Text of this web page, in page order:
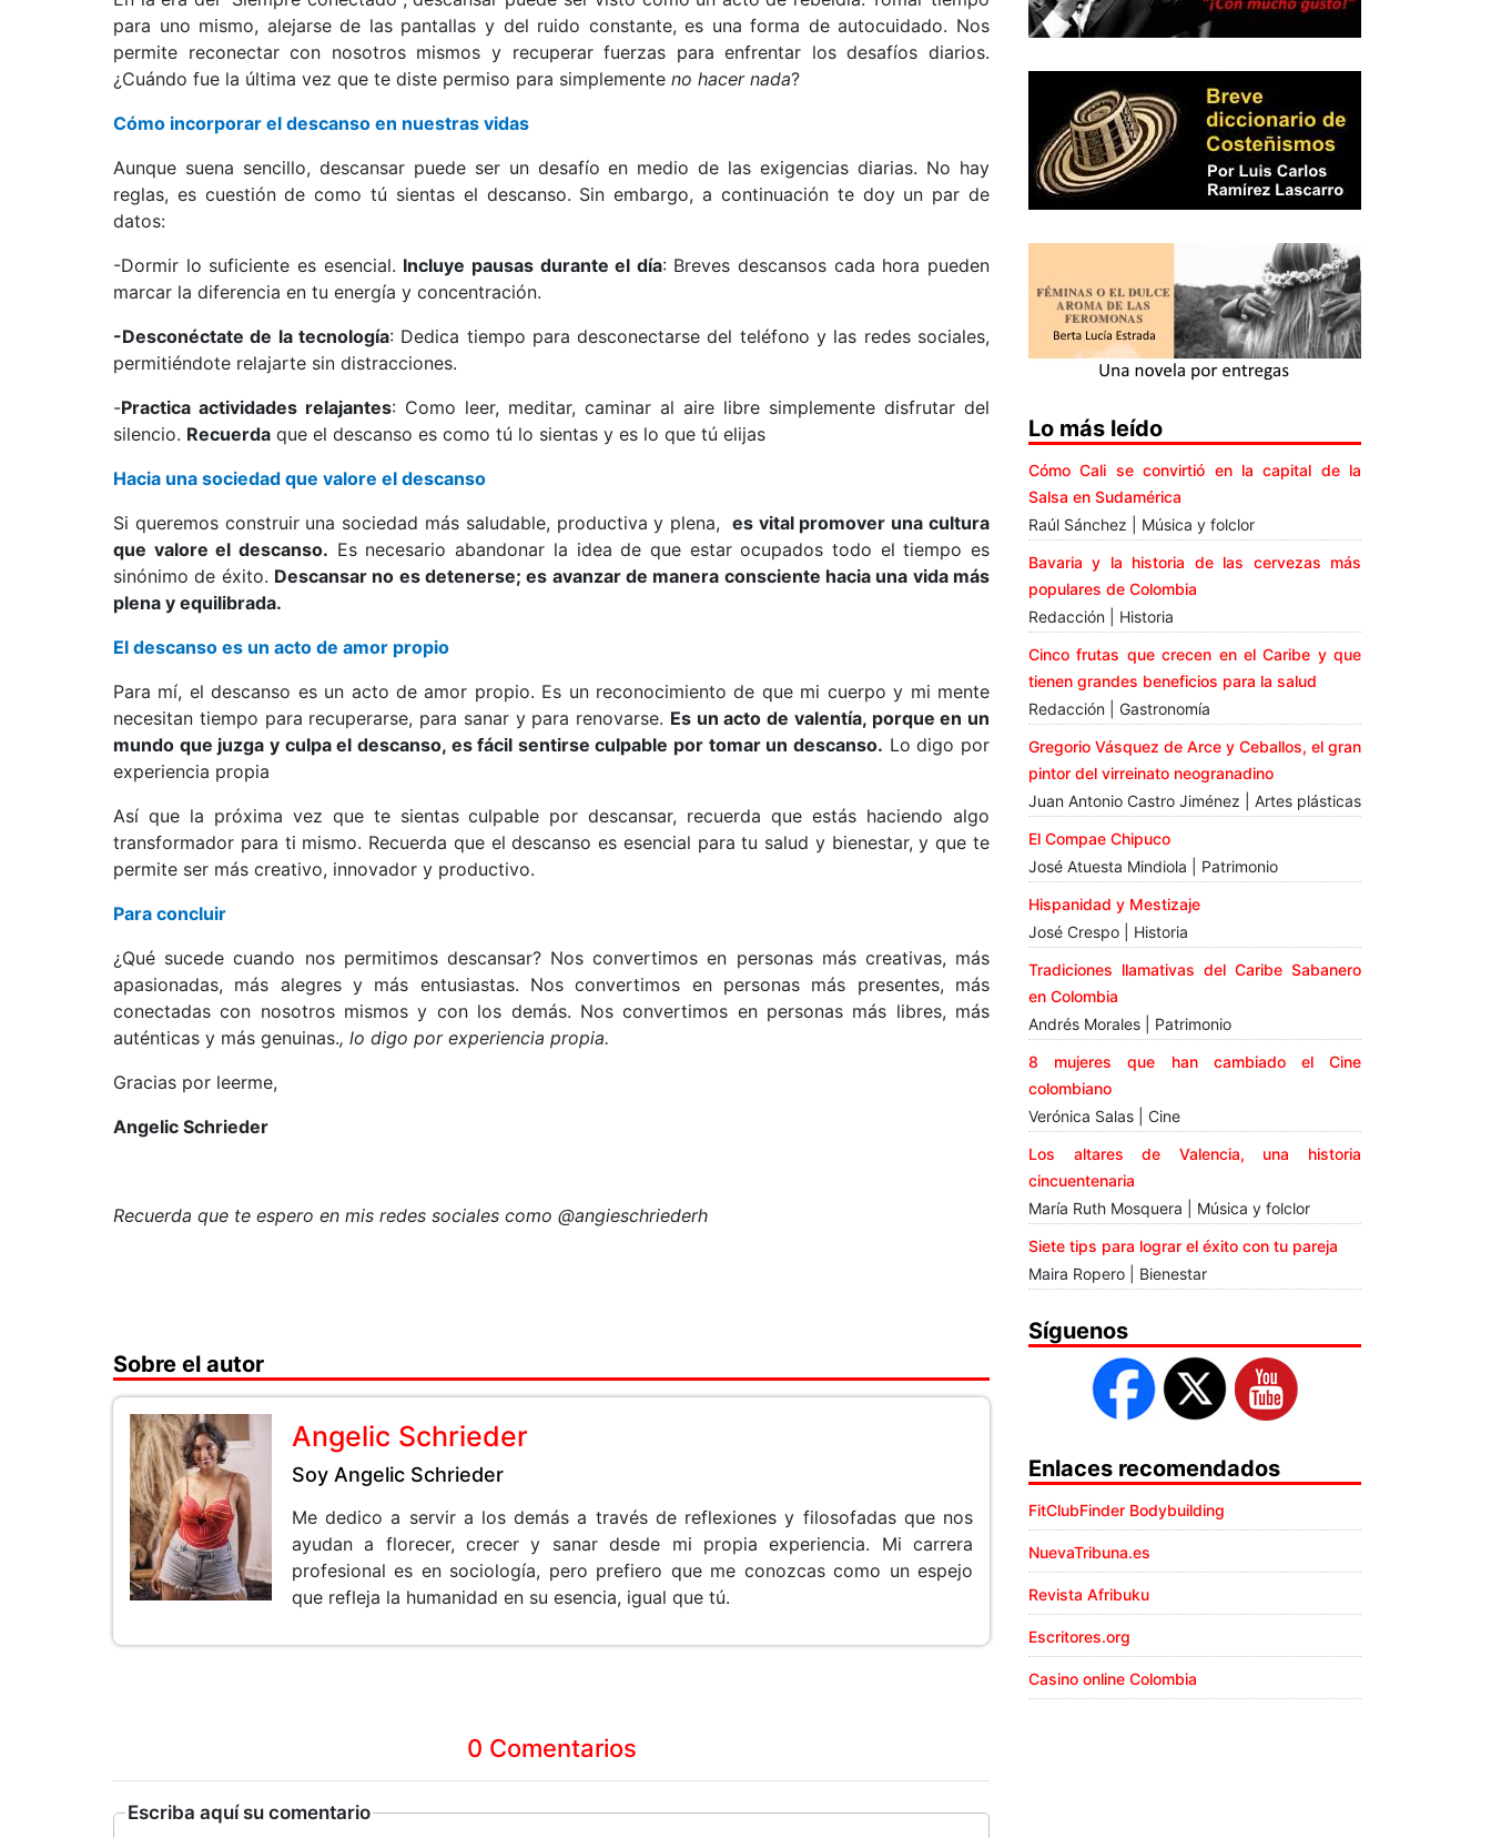
para uno mismo, alejarse de las pantallas y del ruido constante, es una forma de autocuidado. Nos
permite reconectar con nosotros mismos y recuperar fuerzas para enfrentar los desafíos diarios.
¿Cuándo fue la última vez que te diste permiso para simplemente no hacer nada?
Cómo incorporar el descanso en nuestras vidas
Aunque suena sencillo, descansar puede ser un desafío en medio de las exigencias diarias. No hay
reglas, es cuestión de como tú sientas el descanso. Sin embargo, a continuación te doy un par de
datos:
-Dormir lo suficiente es esencial. Incluye pausas durante el día: Breves descansos cada hora pueden
marcar la diferencia en tu energía y concentración.
-Desconéctate de la tecnología: Dedica tiempo para desconectarse del teléfono y las redes sociales,
permitiéndote relajarte sin distracciones.
-Practica actividades relajantes: Como leer, meditar, caminar al aire libre simplemente disfrutar del
silencio. Recuerda que el descanso es como tú lo sientas y es lo que tú elijas
Hacia una sociedad que valore el descanso
Si queremos construir una sociedad más saludable, productiva y plena, es vital promover una cultura
que valore el descanso. Es necesario abandonar la idea de que estar ocupados todo el tiempo es
sinónimo de éxito. Descansar no es detenerse; es avanzar de manera consciente hacia una vida más
plena y equilibrada.
El descanso es un acto de amor propio
Para mí, el descanso es un acto de amor propio. Es un reconocimiento de que mi cuerpo y mi mente
necesitan tiempo para recuperarse, para sanar y para renovarse. Es un acto de valentía, porque en un
mundo que juzga y culpa el descanso, es fácil sentirse culpable por tomar un descanso. Lo digo por
experiencia propia
Así que la próxima vez que te sientas culpable por descansar, recuerda que estás haciendo algo
transformador para ti mismo. Recuerda que el descanso es esencial para tu salud y bienestar, y que te
permite ser más creativo, innovador y productivo.
Para concluir
¿Qué sucede cuando nos permitimos descansar? Nos convertimos en personas más creativas, más
apasionadas, más alegres y más entusiastas. Nos convertimos en personas más presentes, más
conectadas con nosotros mismos y con los demás. Nos convertimos en personas más libres, más
auténticas y más genuinas., lo digo por experiencia propia.
Gracias por leerme,
Angelic Schrieder
Recuerda que te espero en mis redes sociales como @angieschriederh
Sobre el autor
Angelic Schrieder
Soy Angelic Schrieder
Me dedico a servir a los demás a través de reflexiones y filosofadas que nos
ayudan a florecer, crecer y sanar desde mi propia experiencia. Mi carrera
profesional es en sociología, pero prefiero que me conozcas como un espejo
que refleja la humanidad en su esencia, igual que tú.
0 Comentarios
Escriba aquí su comentario
Lo más leído
Cómo Cali se convirtió en la capital de la
Salsa en Sudamérica
Raúl Sánchez | Música y folclor
Bavaria y la historia de las cervezas más
populares de Colombia
Redacción | Historia
Cinco frutas que crecen en el Caribe y que
tienen grandes beneficios para la salud
Redacción | Gastronomía
Gregorio Vásquez de Arce y Ceballos, el gran
pintor del virreinato neogranadino
Juan Antonio Castro Jiménez | Artes plásticas
El Compae Chipuco
José Atuesta Mindiola | Patrimonio
Hispanidad y Mestizaje
José Crespo | Historia
Tradiciones llamativas del Caribe Sabanero
en Colombia
Andrés Morales | Patrimonio
8 mujeres que han cambiado el Cine
colombiano
Verónica Salas | Cine
Los altares de Valencia, una historia
cincuentenaria
María Ruth Mosquera | Música y folclor
Siete tips para lograr el éxito con tu pareja
Maira Ropero | Bienestar
Síguenos
Enlaces recomendados
FitClubFinder Bodybuilding
NuevaTribuna.es
Revista Afribuku
Escritores.org
Casino online Colombia